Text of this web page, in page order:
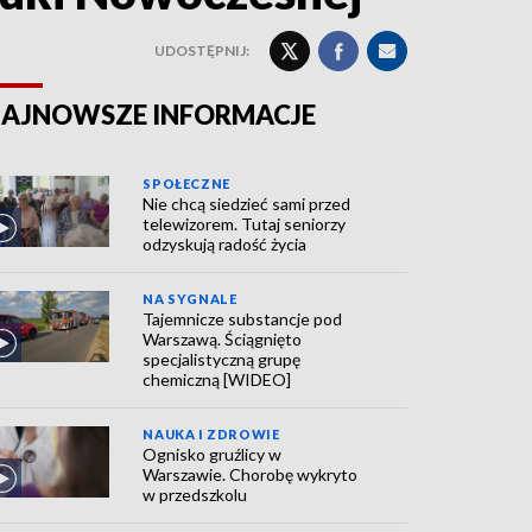
UDOSTĘPNIJ:
INFORMACJE
SPOŁECZNE
Nie chcą siedzieć sami przed
telewizorem. Tutaj seniorzy
odzyskują radość życia
NA SYGNALE
Tajemnicze substancje pod
Warszawą. Ściągnięto
specjalistyczną grupę
chemiczną [WIDEO]
NAUKA I ZDROWIE
Ognisko gruźlicy w
Warszawie. Chorobę wykryto
w przedszkolu